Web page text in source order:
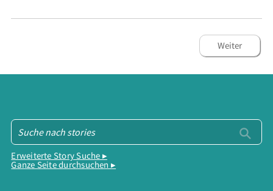
Weiter
Erweiterte Story Suche ▸
Ganze Seite durchsuchen ▸